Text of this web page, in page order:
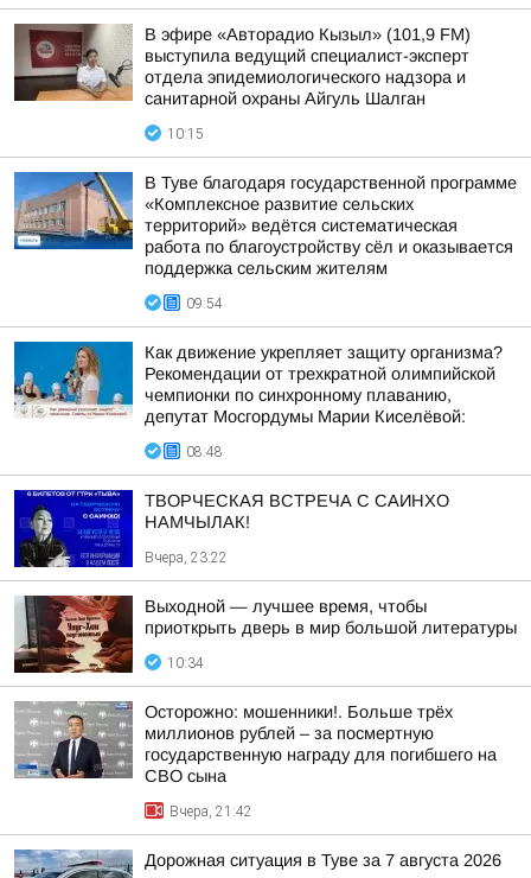
В эфире «Авторадио Кызыл» (101,9 FM)
выступила ведущий специалист-эксперт
отдела эпидемиологического надзора и
санитарной охраны Айгуль Шалган
10:15
В Туве благодаря государственной программе
«Комплексное развитие сельских
территорий» ведётся систематическая
работа по благоустройству сёл и оказывается
поддержка сельским жителям
09:54
Как движение укрепляет защиту организма?
Рекомендации от трехкратной олимпийской
чемпионки по синхронному плаванию,
депутат Мосгордумы Марии Киселёвой:
08:48
ТВОРЧЕСКАЯ ВСТРЕЧА С САИНХО
НАМЧЫЛАК!
Вчера, 23:22
Выходной — лучшее время, чтобы
приоткрыть дверь в мир большой литературы
10:34
Осторожно: мошенники!. Больше трёх
миллионов рублей – за посмертную
государственную награду для погибшего на
СВО сына
Вчера, 21:42
Дорожная ситуация в Туве за 7 августа 2026